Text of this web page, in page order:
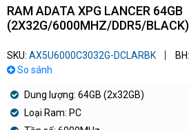
RAM ADATA XPG LANCER 64GB
(2X32G/6000MHZ/DDR5/BLACK)
SKU: AX5U6000C3032G-DCLARBK BH:
So sánh
Dung lượng: 64GB (2x32GB)
Loại Ram: PC